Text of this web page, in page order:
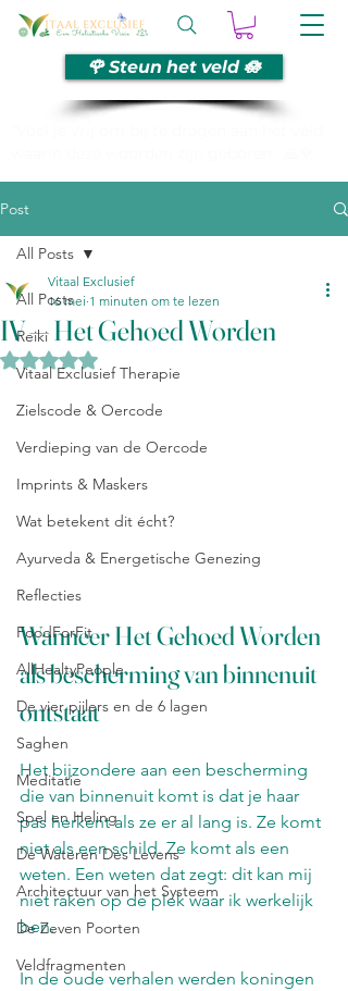
🌹 Steun het veld 🪷
Post
All Posts
Reiki
Vitaal Exclusief Therapie
Zielscode & Oercode
Verdieping van de Oercode
Imprints & Maskers
Wat betekent dit écht?
Ayurveda & Energetische Genezing
Reflecties
FoodForFit
AllHealtyPeople
De vier pijlers en de 6 lagen
Saghen
Meditatie
Spel en Heling
De Wateren Des Levens
Architectuur van het Systeem
De Zeven Poorten
Veldfragmenten
All Posts
IV — Het Gehoed Worden
Vitaal Exclusief
16 mei 1 minuten om te lezen
Beoordeeld met NaN uit 5 sterren.
Wanneer Het Gehoed Worden
als bescherming van binnenuit
ontstaat
Het bijzondere aan een bescherming
die van binnenuit komt is dat je haar
pas herkent als ze er al lang is. Ze komt
niet als een schild. Ze komt als een
weten. Een weten dat zegt: dit kan mij
niet raken op de plek waar ik werkelijk
ben.
In de oude verhalen werden koningen